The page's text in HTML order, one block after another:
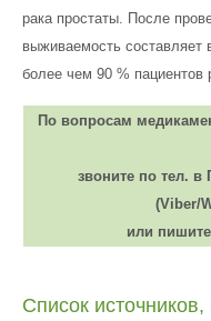
рака простаты. После
выживаемость
более чем 90 % пациентов
По вопросам
звоните по тел. в
(Viber/
или пишите
Список